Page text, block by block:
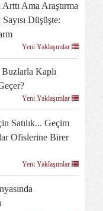
Ama Araştırma
Düşüşte:
Yeni Yaklaşımlar
Kaplı
Yeni Yaklaşımlar
Satılık... Geçim
Ofislerine Birer
Yeni Yaklaşımlar